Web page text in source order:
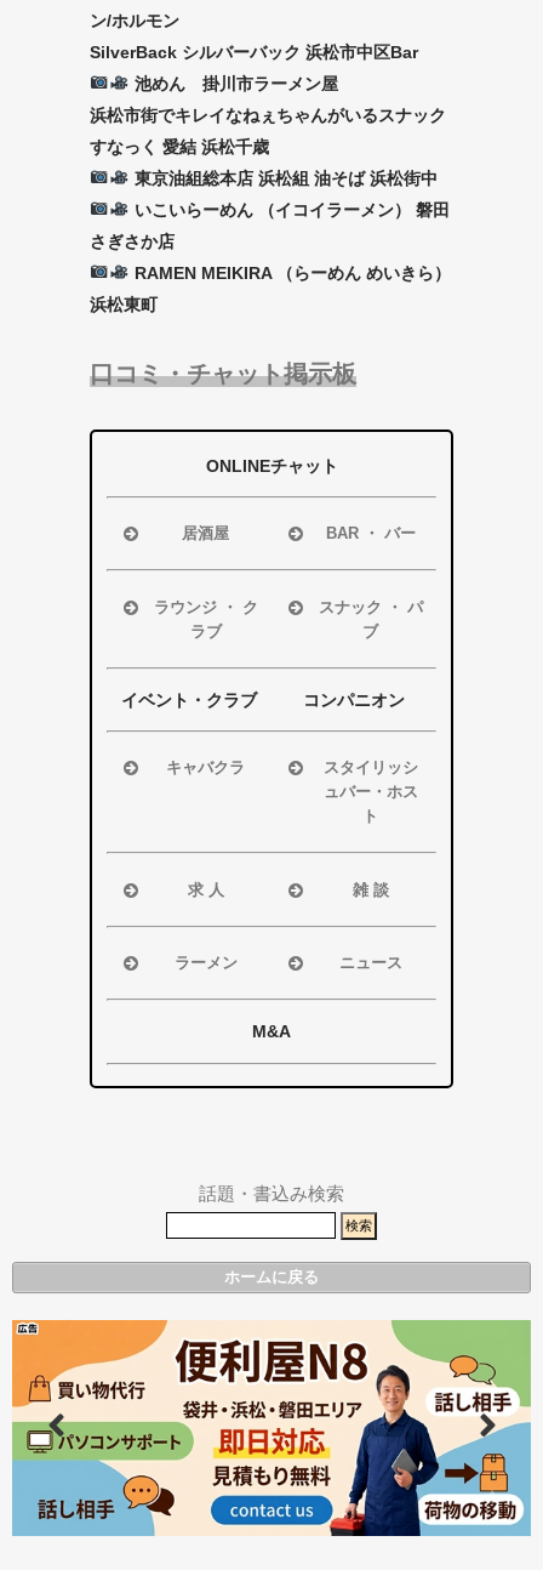
ン/ホルモン
SilverBack シルバーバック 浜松市中区Bar
池めん 掛川市ラーメン屋
浜松市街でキレイなねぇちゃんがいるスナック
すなっく 愛結 浜松千歳
東京油組総本店 浜松組 油そば 浜松街中
いこいらーめん （イコイラーメン） 磐田
さぎさか店
RAMEN MEIKIRA （らーめん めいきら）
浜松東町
口コミ・チャット掲示板
ONLINEチャット
居酒屋
浜松市
磐田市
袋井市
掛川市
その他エリア
BAR ・ バー
浜松市
磐田市
袋井市
掛川市
その他エリア
ラウンジ ・ ク
ラブ
浜松市
磐田市
袋井市
掛川市
スナック ・ パ
ブ
浜松市
磐田市
袋井市
掛川市
その他エリア
イベント・クラブ コンパニオン
キャバクラ
掛川市
その他エリア
スタイリッシ
ュバー・ホス
ト
浜松市
磐田市・袋井
求 人
浜松市
磐田市
雑 談
浜松市
磐田市
ラーメン
浜松市
袋井市
掛川市
ニュース
浜松市・磐田
袋井市・掛川
市
M&A
話題・書込み検索
ホームに戻る